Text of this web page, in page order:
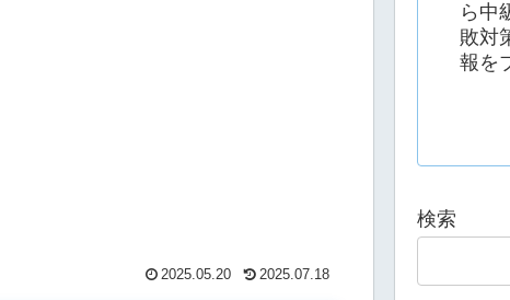
2025.05.20 2025.07.18
ら中
敗対
報を
検索